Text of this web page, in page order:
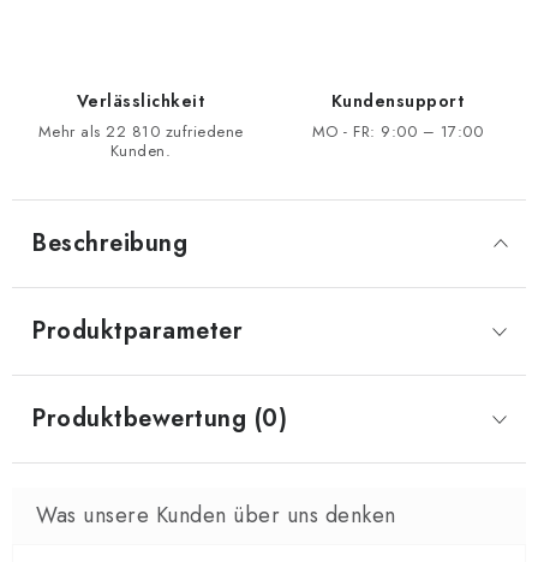
Verlässlichkeit
Mehr als 22 810 zufriedene
Kunden.
Kundensupport
MO - FR: 9:00 – 17:00
Beschreibung
Produktparameter
Produktbewertung (0)